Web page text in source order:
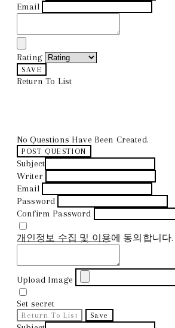
Email
Rating
SAVE
Return To List
No Questions Have Been Created.
POST QUESTION
Subject
Writer
Email
Password
Confirm Password
개인정보 수집 및 이용에 동의합니다.
Upload Image
Set secret
Return To List Save